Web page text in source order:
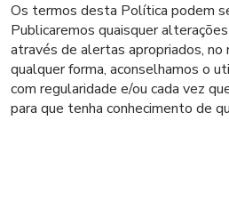
Os termos desta Política podem
Publicaremos quaisquer
através de alertas apropriados,
qualquer forma, aconselhamos o
com regularidade e/ou cada vez
para que tenha conhecimento de